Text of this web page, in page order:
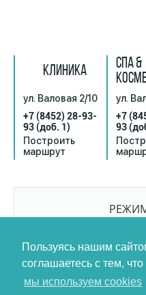
Пользуясь нашим
соглашаетесь с тем, что
мы используем cookies
КЛИНИКА
ул. Валовая 2/10
+7 (8452) 28-93-
93(доб. 1)
Построить
маршрут
СПА &
ул.
+7
93
БЕЗ